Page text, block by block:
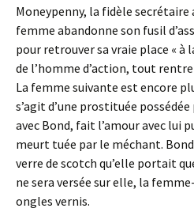
Moneypenny, la fidèle secrétaire
femme abandonne son fusil
pour retrouver sa vraie place « à
de l’homme d’action, tout rentre
La femme suivante est encore
s’agit d’une prostituée
avec Bond, fait l’amour avec lui
meurt tuée par le méchant.
verre de scotch qu’elle portait
ne sera versée sur elle, la
ongles vernis.